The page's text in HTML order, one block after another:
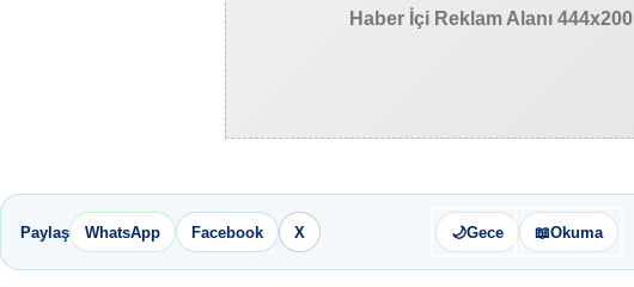
Haber İçi Reklam Alanı 444x200
Paylaş WhatsApp Facebook X 🌙Gece 📖Okuma